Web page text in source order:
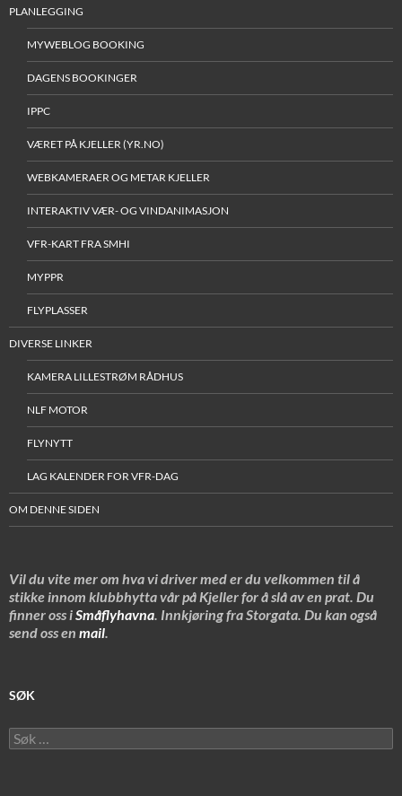
PLANLEGGING
MYWEBLOG BOOKING
DAGENS BOOKINGER
IPPC
VÆRET PÅ KJELLER (YR.NO)
WEBKAMERAER OG METAR KJELLER
INTERAKTIV VÆR- OG VINDANIMASJON
VFR-KART FRA SMHI
MYPPR
FLYPLASSER
DIVERSE LINKER
KAMERA LILLESTRØM RÅDHUS
NLF MOTOR
FLYNYTT
LAG KALENDER FOR VFR-DAG
OM DENNE SIDEN
Vil du vite mer om hva vi driver med er du velkommen til å
stikke innom klubbhytta vår på Kjeller for å slå av en prat. Du
finner oss iSmåflyhavna. Innkjøring fra Storgata. Du kan også
send oss en mail.
SØK
Søk
etter: